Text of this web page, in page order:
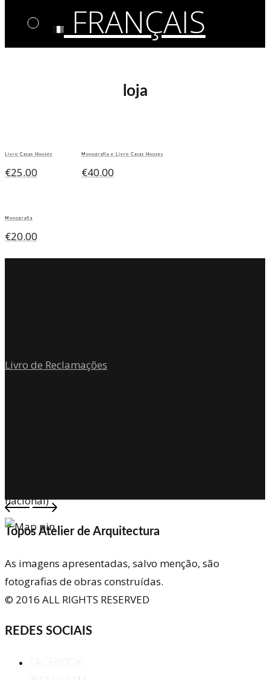
FRANÇAIS
loja
Livro Casas Houses
€25.00
Monografia e Livro Casas Houses
€40.00
Monografia
€20.00
Livro de Reclamações
nacional)
Topos Atelier de Arquitectura
As imagens apresentadas, salvo menção, são
fotografias de obras construídas.
© 2016 ALL RIGHTS RESERVED
REDES SOCIAIS
FACEBOOK